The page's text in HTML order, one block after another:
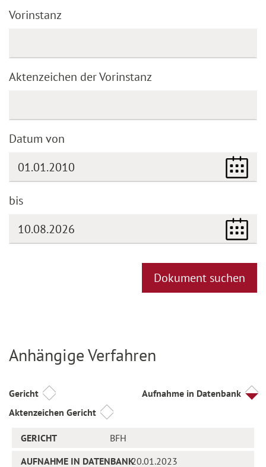
Vorinstanz
Aktenzeichen der Vorinstanz
Datum von
bis
Dokument suchen
Anhängige Verfahren
Gericht
Aufnahme in Datenbank
Aktenzeichen Gericht
Titel
BFH
20.01.2023